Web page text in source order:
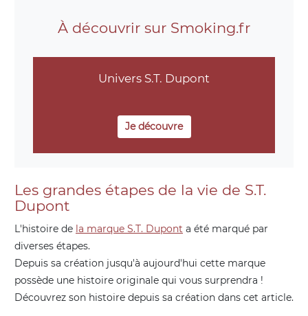
À découvrir sur Smoking.fr
Univers S.T. Dupont
Je découvre
Les grandes étapes de la vie de S.T.
Dupont
L'histoire de la marque S.T. Dupont a été marqué par
diverses étapes.
Depuis sa création jusqu'à aujourd'hui cette marque
possède une histoire originale qui vous surprendra !
Découvrez son histoire depuis sa création dans cet article.